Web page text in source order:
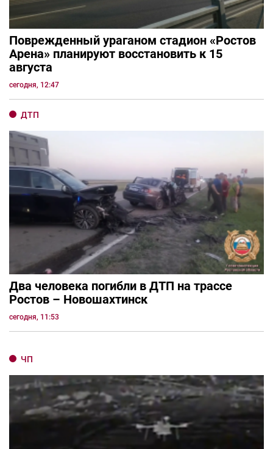
Поврежденный ураганом стадион «Ростов
Арена» планируют восстановить к 15
августа
сегодня, 12:47
ДТП
Два человека погибли в ДТП на трассе
Ростов – Новошахтинск
сегодня, 11:53
ЧП